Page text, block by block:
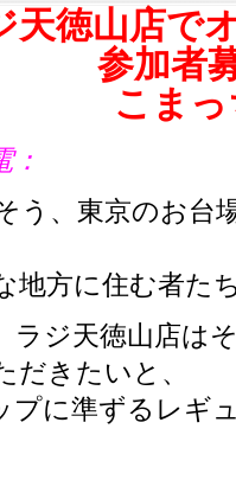
天徳山店で
参加者
こま
：
う、東京のお台
地方に住む者た
ジ天徳山店は
だきたいと、
プに準ずるレギ